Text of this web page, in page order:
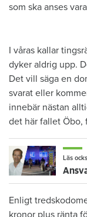
som ska anses
I våras kallar
dyker aldrig upp.
Det vill säga en
svarat eller
innebär nästan
det här fallet Öbo,
Läs
Enligt